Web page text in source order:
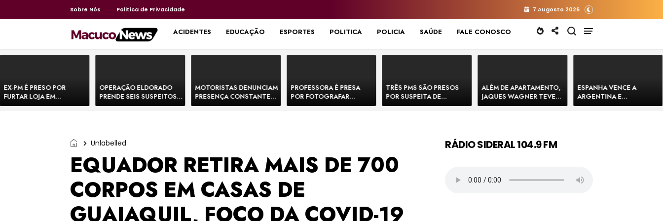
Sobre Nós Politica de Privacidade 7 Augosto 2026
HOME ACIDENTES EDUCAÇÃO ESPORTES POLITICA POLICIA SAÚDE FALE CONOSCO
EX-PM É PRESO POR
FURTAR LOJA EM
SHOPPING NA BAHIA E
OPERAÇÃO ELDORADO
PRENDE SEIS SUSPEITOS
DE MOVIMENTAR R$ 25
MOTORISTAS DENUNCIAM
PRESENÇA CONSTANTE
DE BOVINOS NA BR-330 E
PROFESSORA É PRESA
POR FOTOGRAFAR
PARTES ÍNTIMAS DE
TRÊS PMS SÃO PRESOS
POR SUSPEITA DE
EXECUTAR DOIS HOMENS
ALÉM DE APARTAMENTO,
JAQUES WAGNER TEVE
VENDA DE TERRENO PARA
ESPANHA VENCE A
ARGENTINA E
CONQUISTA A COPA DO
Unlabelled
EQUADOR RETIRA MAIS DE 700
CORPOS EM CASAS DE
GUAIAQUIL, FOCO DA COVID-19
RÁDIO SIDERAL 104.9 FM